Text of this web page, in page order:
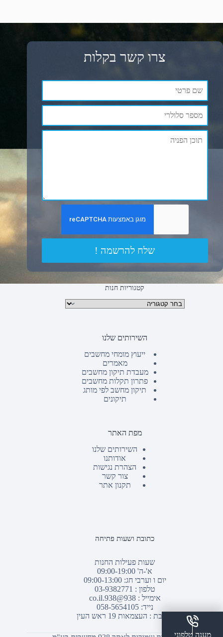
צרו קשר בקלות
שלח להרשמה !
קטגוריות חנות
קטגוריות מוצרים
השירותים שלנו
ייעוץ מומחי מחשבים
מאמרים
מעבדת תיקון מחשבים
פתרון תקלות מחשבים
תיקון מחשב לפי מותג
תיקונים
מפת האתר
השירותים שלנו
אודותנו
הצהרת נגישות
צור קשר
תקנון אתר
כתובת ושעות פתיחה
שעות פעילות החנות
א'-ה' 09:00-19:00
יום ו וערבי חג: 09:00-13:00
טלפון : 03-9382771
אימייל :938@938.co.il
נייד: 058-5654105
כתובת : העצמאות 19 ראש העין
מענה טלפוני